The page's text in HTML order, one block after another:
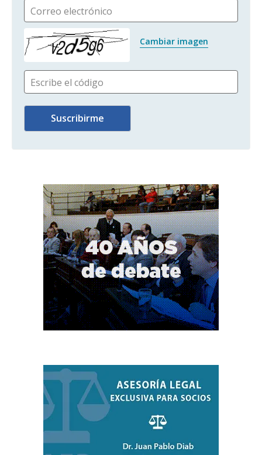
Correo electrónico
Cambiar imagen
Escribe el código